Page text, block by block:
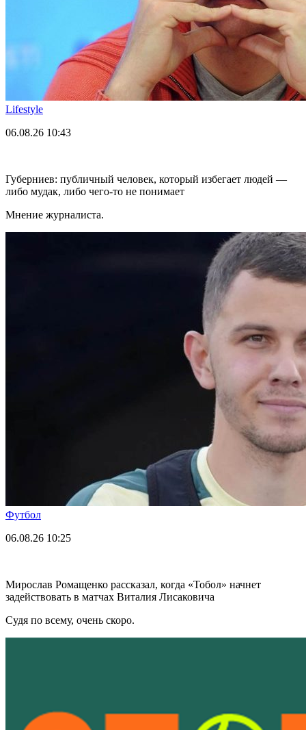
Lifestyle
06.08.26 10:43
Губерниев: публичный человек, который избегает людей —
либо мудак, либо чего-то не понимает
Мнение журналиста.
Футбол
06.08.26 10:25
Мирослав Ромащенко рассказал, когда «Тобол» начнет
задействовать в матчах Виталия Лисаковича
Судя по всему, очень скоро.